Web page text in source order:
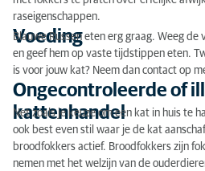
raseigenschappen.
Voeding
Blauwe Russen eten erg graag. Weeg de
en geef hem op vaste tijdstippen eten.
is voor jouw kat? Neem dan contact op
Ongecontroleerde of
kattenhandel
Net zoals je keuze om een kat in huis te
ook best even stil waar je de kat
broodfokkers actief. Broodfokkers zijn
nemen met het welzijn van de